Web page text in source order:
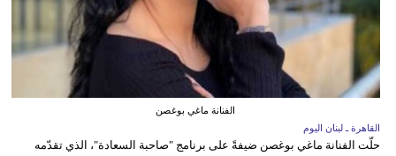
الفنانة ماغي بوغصن
القاهرة ـ لبنان اليوم
حلّت الفنانة ماغي بوغصن ضيفةً على برنامج "صاحبة السعادة"، الذي تقدّمه